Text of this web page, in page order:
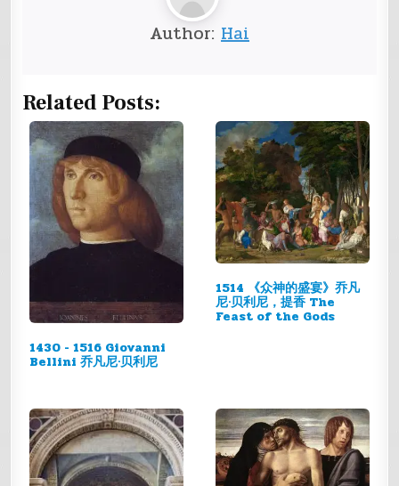
Author: Hai
Related Posts:
1430 - 1516 Giovanni
Bellini 乔凡尼·贝利尼
1514 《众神的盛宴》乔凡
尼·贝利尼，提香 The
Feast of the Gods